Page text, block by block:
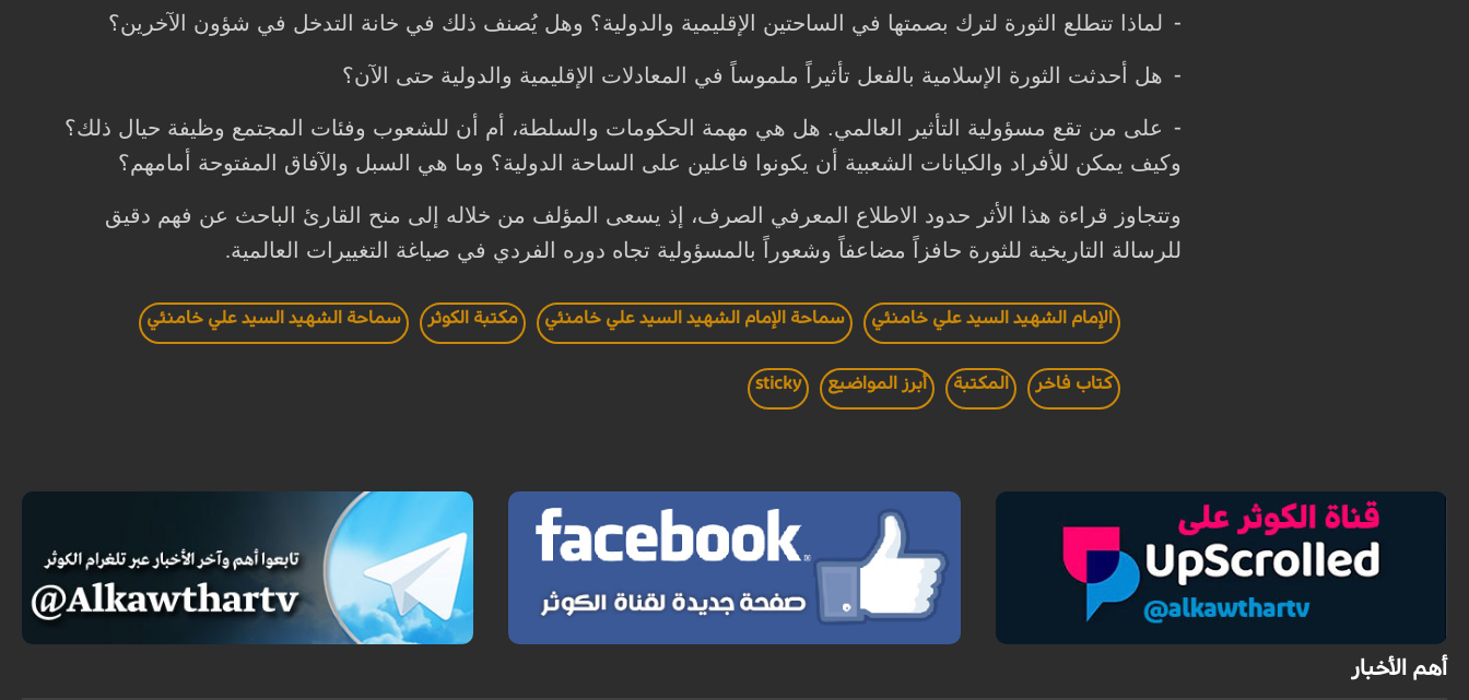
- لماذا تتطلع الثورة لترك بصمتها في الساحتين الإقليمية والدولية؟ وهل يُصنف ذلك في خانة التدخل في شؤون الآخرين؟
- هل أحدثت الثورة الإسلامية بالفعل تأثيراً ملموساً في المعادلات الإقليمية والدولية حتى الآن؟
- على من تقع مسؤولية التأثير العالمي. هل هي مهمة الحكومات والسلطة، أم أن للشعوب وفئات المجتمع وظيفة حيال ذلك؟
وكيف يمكن للأفراد والكيانات الشعبية أن يكونوا فاعلين على الساحة الدولية؟ وما هي السبل والآفاق المفتوحة أمامهم؟
وتتجاوز قراءة هذا الأثر حدود الاطلاع المعرفي الصرف، إذ يسعى المؤلف من خلاله إلى منح القارئ الباحث عن فهم دقيق
للرسالة التاريخية للثورة حافزاً مضاعفاً وشعوراً بالمسؤولية تجاه دوره الفردي في صياغة التغييرات العالمية.
الإمام الشهيد السيد علي خامنئي سماحة الإمام الشهيد السيد علي خامنئي مكتبة الكوثر سماحة الشهيد السيد علي خامنئي
كتاب فاخر المكتبة أبرز المواضيع sticky
أهم الأخبار